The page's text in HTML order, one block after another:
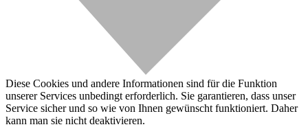
Diese Cookies und andere Informationen sind für die Funktion
unserer Services unbedingt erforderlich. Sie garantieren, dass unser
Service sicher und so wie von Ihnen gewünscht funktioniert. Daher
kann man sie nicht deaktivieren.